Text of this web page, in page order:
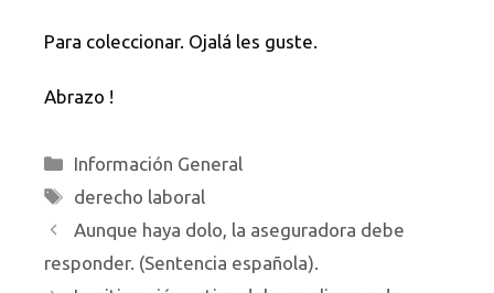
Para coleccionar. Ojalá les guste.
Abrazo !
Categorías
Información General
Etiquetas
derecho laboral
Aunque haya dolo, la aseguradora debe
responder. (Sentencia española).